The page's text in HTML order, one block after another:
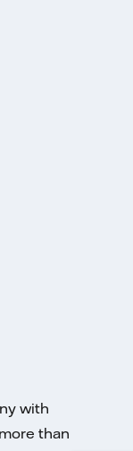
with
than